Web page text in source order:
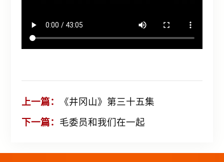
上一篇：
《井冈山》第三十五集
下一篇： 毛委员和我们在一起